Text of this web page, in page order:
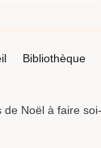
Bibliothèque
Noël à faire